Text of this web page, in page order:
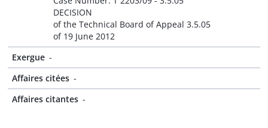
DECISION
of the Technical Board of Appeal 3.5.05
of 19 June 2012
Exergue -
Affaires citées -
Affaires citantes -